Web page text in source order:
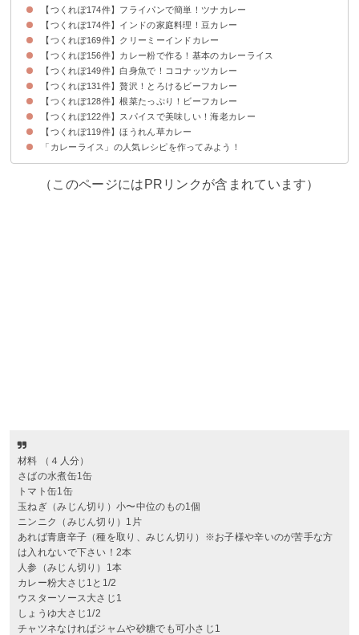
【つくれぽ174件】フライパンで簡単！ツナカレー
【つくれぽ174件】インドの家庭料理！豆カレー
【つくれぽ169件】クリーミーインドカレー
【つくれぽ156件】カレー粉で作る！基本のカレーライス
【つくれぽ149件】白身魚で！ココナッツカレー
【つくれぽ131件】贅沢！とろけるビーフカレー
【つくれぽ128件】根菜たっぷり！ビーフカレー
【つくれぽ122件】スパイスで美味しい！海老カレー
【つくれぽ119件】ほうれん草カレー
「カレーライス」の人気レシピを作ってみよう！
（このページにはPRリンクが含まれています）
材料 （４人分）
さばの水煮缶1缶
トマト缶1缶
玉ねぎ（みじん切り）小〜中位のもの1個
ニンニク（みじん切り）1片
あれば青唐辛子（種を取り、みじん切り）※お子様や辛いのが苦手な方
は入れないで下さい！2本
人参（みじん切り）1本
カレー粉大さじ1と1/2
ウスターソース大さじ1
しょうゆ大さじ1/2
チャツネなければジャムや砂糖でも可小さじ1